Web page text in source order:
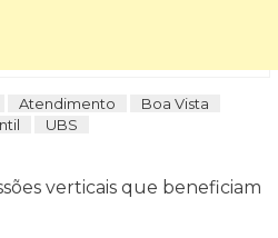
Atendimento
Boa Vista
UBS
verticais que beneficiam